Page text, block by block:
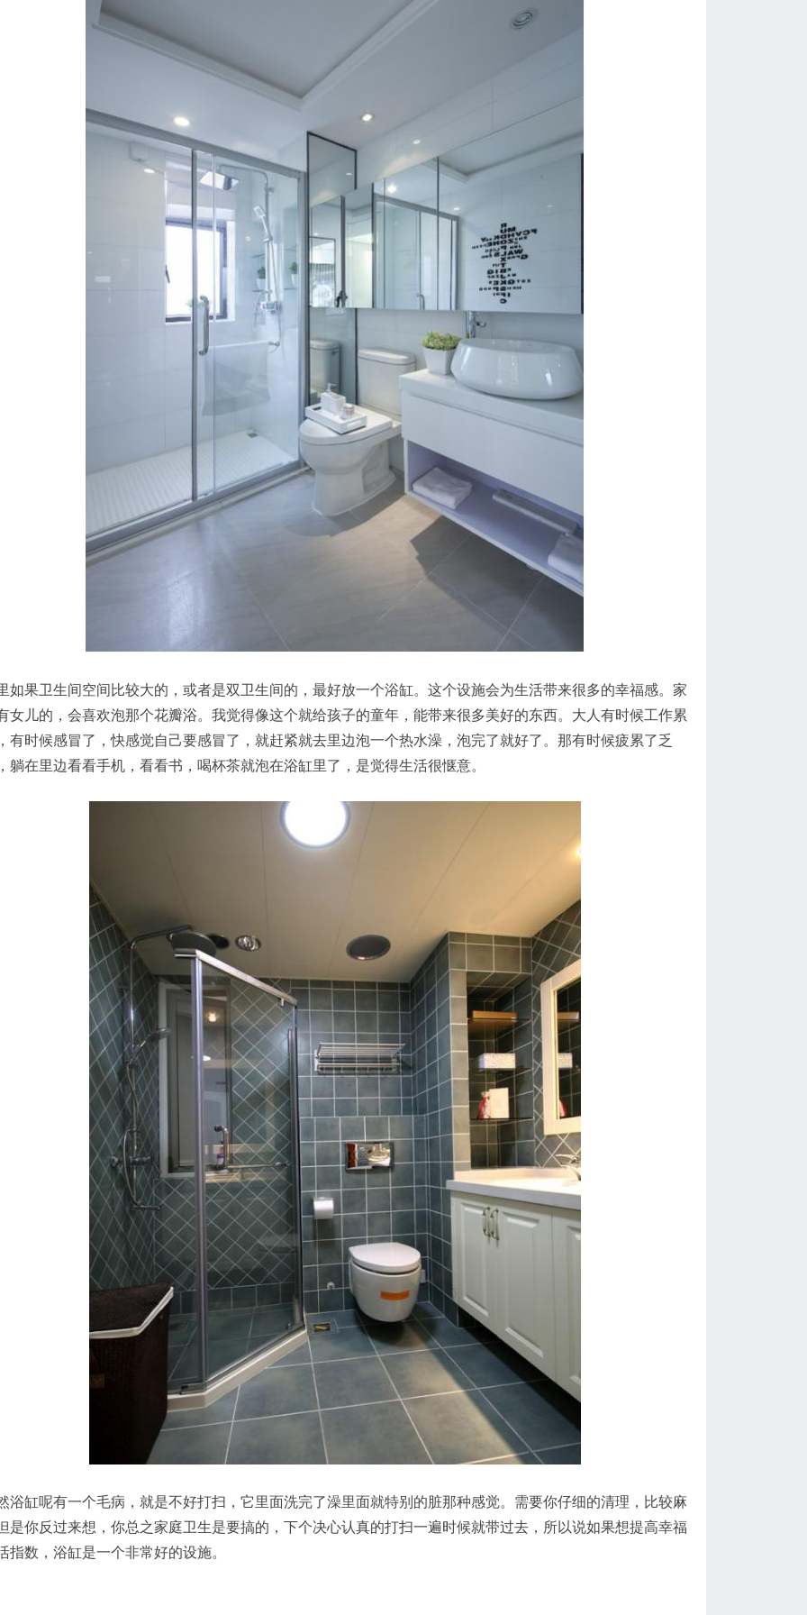
如果卫生间空间比较大的，或者是双卫生间的，最好放一个浴缸。这个设施会为生活带来很多的幸福感。家
女儿的，会喜欢泡那个花瓣浴。我觉得像这个就给孩子的童年，能带来很多美好的东西。大人有时候工作累
有时候感冒了，快感觉自己要感冒了，就赶紧就去里边泡一个热水澡，泡完了就好了。那有时候疲累了乏
躺在里边看看手机，看看书，喝杯茶就泡在浴缸里了，是觉得生活很惬意。
浴缸呢有一个毛病，就是不好打扫，它里面洗完了澡里面就特别的脏那种感觉。需要你仔细的清理，比较麻
是你反过来想，你总之家庭卫生是要搞的，下个决心认真的打扫一遍时候就带过去，所以说如果想提高幸福
指数，浴缸是一个非常好的设施。